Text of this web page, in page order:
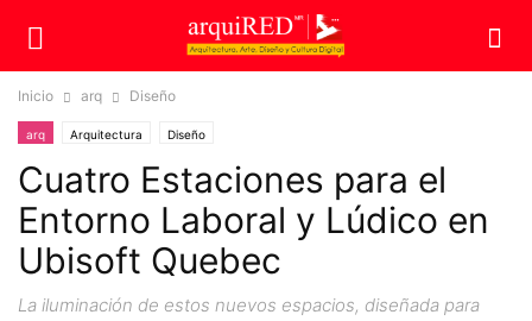
Inicio arq Diseño
arq Arquitectura Diseño
Cuatro Estaciones para el
Entorno Laboral y Lúdico en
Ubisoft Quebec
La iluminación de estos nuevos espacios, diseñada para